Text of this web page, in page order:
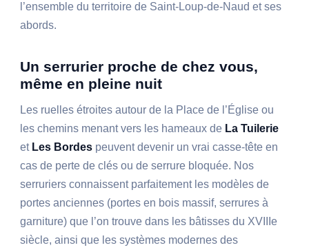
l’ensemble du territoire de Saint-Loup-de-Naud et ses
abords.
Un serrurier proche de chez vous,
même en pleine nuit
Les ruelles étroites autour de la Place de l’Église ou
les chemins menant vers les hameaux de La Tuilerie
et Les Bordes peuvent devenir un vrai casse-tête en
cas de perte de clés ou de serrure bloquée. Nos
serruriers connaissent parfaitement les modèles de
portes anciennes (portes en bois massif, serrures à
garniture) que l’on trouve dans les bâtisses du XVIIIe
siècle, ainsi que les systèmes modernes des